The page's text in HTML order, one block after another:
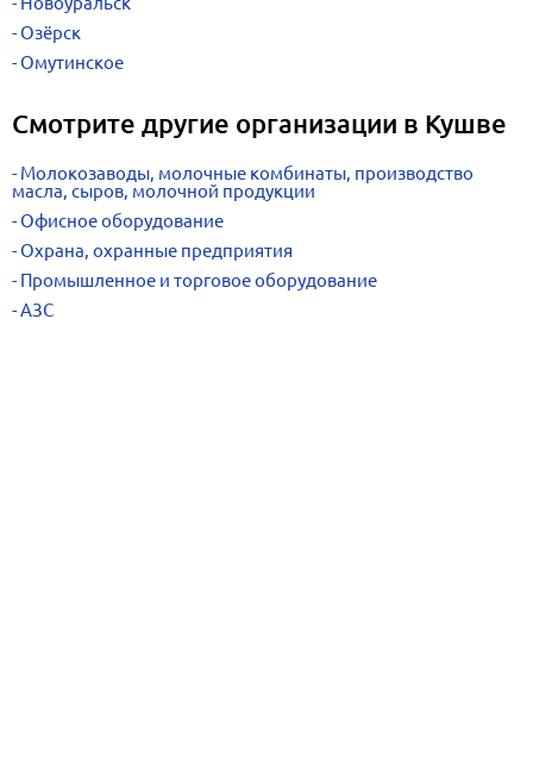
Озёрск
Омутинское
Смотрите другие организации в Кушве
Молокозаводы, молочные комбинаты, производство
масла, сыров, молочной продукции
Офисное оборудование
Охрана, охранные предприятия
Промышленное и торговое оборудование
АЗС